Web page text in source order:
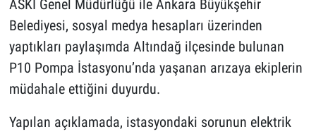
ASKİ Genel Müdürlüğü ile Ankara Büyükşehir
Belediyesi, sosyal medya hesapları üzerinden
yaptıkları paylaşımda Altındağ ilçesinde bulunan
P10 Pompa İstasyonu’nda yaşanan arızaya ekiplerin
müdahale ettiğini duyurdu.
Yapılan açıklamada, istasyondaki sorunun elektrik